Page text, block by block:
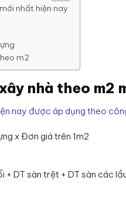
nhất hiện nay
m2
nhà theo m2
nay được áp dụng theo
x Đơn giá trên 1m2
DT sàn trệt + DT sàn các